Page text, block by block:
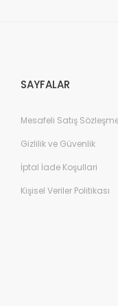
SAYFALAR
Mesafeli Satış
Gizlilik ve Güvenlik
İptal İade Koşullari
Kişisel Veriler Politikası